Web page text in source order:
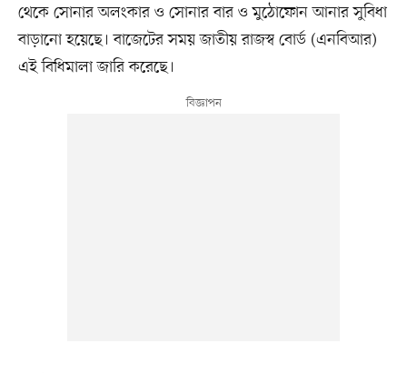
থেকে সোনার অলংকার ও সোনার বার ও মুঠোফোন আনার সুবিধা
বাড়ানো হয়েছে। বাজেটের সময় জাতীয় রাজস্ব বোর্ড (এনবিআর)
এই বিধিমালা জারি করেছে।